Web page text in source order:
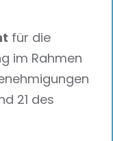
für die
im Rahmen
21 des